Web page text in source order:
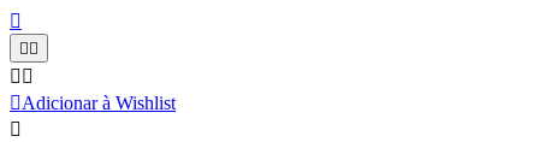

 
 
Adicionar à Wishlist
